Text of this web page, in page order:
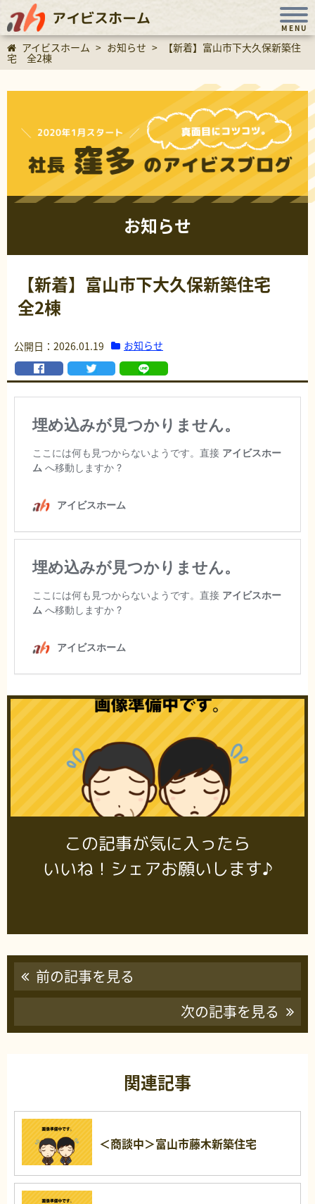
アイビスホーム
MENU
アイビスホーム > お知らせ > 【新着】富山市下大久保新築住
宅 全2棟
お知らせ
【新着】富山市下大久保新築住宅
全2棟
公開日：2026.01.19 お知らせ
この記事が気に入ったら
いいね！シェアお願いします♪
前の記事を見る
次の記事を見る
関連記事
＜商談中＞富山市藤木新築住宅